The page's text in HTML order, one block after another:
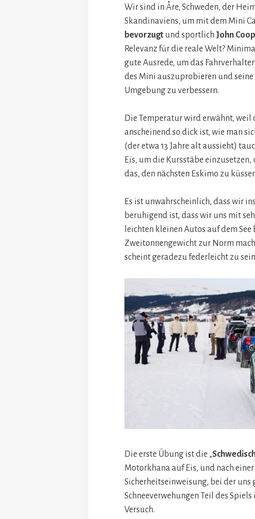
Wir sind in Åre, Schweden, der
Skandinaviens, um mit dem Mini
bevorzugt und sportlich John
Relevanz für die reale Welt?
gute Ausrede, um das
des Mini auszuprobieren und
Umgebung zu verbessern.
Die Temperatur wird erwähnt, weil
anscheinend so dick ist, wie man
(der etwa 13 Jahre alt aussieht)
Eis, um die Kursstäbe einzusetzen,
das, den nächsten Eskimo zu
Es ist unwahrscheinlich, dass wir
beruhigend ist, dass wir uns mit
leichten kleinen Autos auf dem
Zweitonnengewicht zur Norm
scheint geradezu federleicht zu
Die erste Übung ist die „
Motorkhana auf Eis, und nach
Sicherheitseinweisung, bei der uns
Schneeverwehungen Teil des
Versuch.